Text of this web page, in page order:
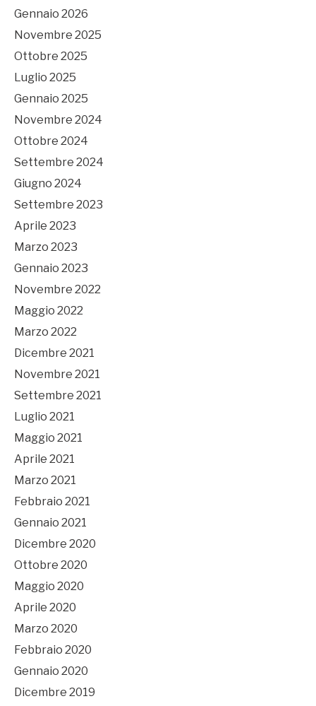
Gennaio 2026
Novembre 2025
Ottobre 2025
Luglio 2025
Gennaio 2025
Novembre 2024
Ottobre 2024
Settembre 2024
Giugno 2024
Settembre 2023
Aprile 2023
Marzo 2023
Gennaio 2023
Novembre 2022
Maggio 2022
Marzo 2022
Dicembre 2021
Novembre 2021
Settembre 2021
Luglio 2021
Maggio 2021
Aprile 2021
Marzo 2021
Febbraio 2021
Gennaio 2021
Dicembre 2020
Ottobre 2020
Maggio 2020
Aprile 2020
Marzo 2020
Febbraio 2020
Gennaio 2020
Dicembre 2019